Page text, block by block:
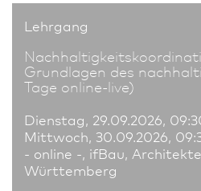
Lehrgang
Grundlagen des
Tage online-live)
Dienstag, 29.09.2026,
Mittwoch, 30.09.2026,
- online -, ifBau,
Württemberg